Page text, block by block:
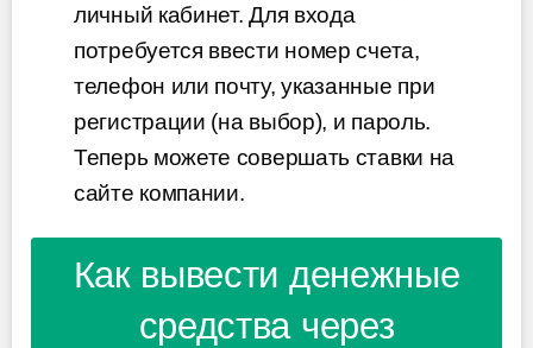
личный кабинет. Для входа
потребуется ввести номер счета,
телефон или почту, указанные при
регистрации (на выбор), и пароль.
Теперь можете совершать ставки на
сайте компании.
Как вывести денежные
средства через